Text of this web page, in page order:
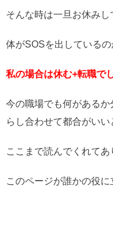
そんな時は一旦お休みし
体がSOSを出しているの
私の場合は休む+転職でし
今の職場でも何がある
らし合わせて都合がいい
ここまで読んでくれてあ
このページが誰かの役に